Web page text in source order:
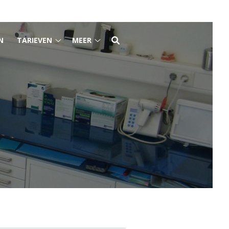
TARIEVEN
Tarieven
MEER
Meer